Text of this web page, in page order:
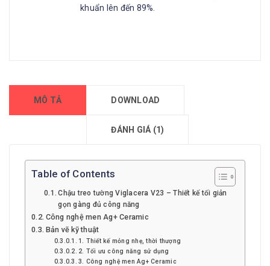
khuẩn lên đến 89%.
MÔ TẢ DOWNLOAD
ĐÁNH GIÁ (1)
Table of Contents
Chậu treo tường Viglacera V23 – Thiết kế tối giản
gọn gàng đủ công năng
Công nghệ men Ag+ Ceramic
Bản vẽ kỹ thuật
1. Thiết kế mỏng nhẹ, thời thượng
2. Tối ưu công năng sử dụng
3. Công nghệ men Ag+ Ceramic